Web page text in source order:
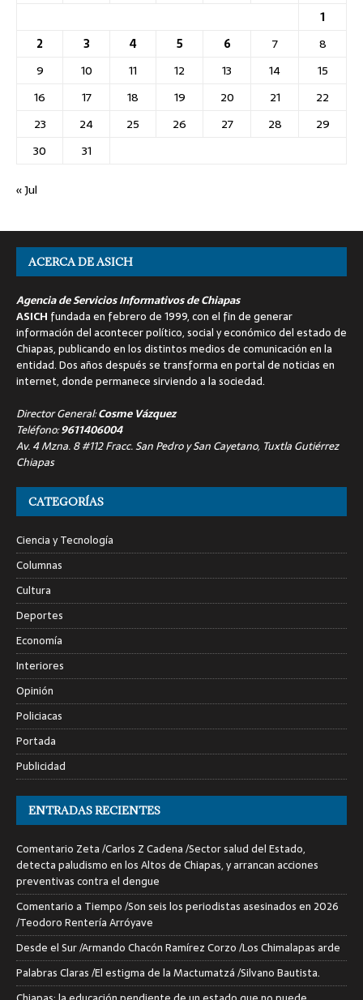
1
2
3 4 5 6 7
8
9
10 11 12 13 14
15
16
17 18 19 20 21
22
23
24 25 26 27 28
29
30
31
« Jul
ACERCA DE ASICH
Agencia de Servicios Informativos de Chiapas
ASICH fundada en febrero de 1999, con el fin de generar
información del acontecer político, social y económico del estado de
Chiapas, publicando en los distintos medios de comunicación en la
entidad. Dos años después se transforma en portal de noticias en
internet, donde permanece sirviendo a la sociedad.
Director General:Cosme Vázquez
Teléfono:9611406004
Av. 4 Mzna. 8 #112 Fracc. San Pedro y San Cayetano, Tuxtla Gutiérrez
Chiapas
CATEGORÍAS
Ciencia y Tecnología
Columnas
Cultura
Deportes
Economía
Interiores
Opinión
Policiacas
Portada
Publicidad
ENTRADAS RECIENTES
Comentario Zeta /Carlos Z Cadena /Sector salud del Estado,
detecta paludismo en los Altos de Chiapas, y arrancan acciones
preventivas contra el dengue
Comentario a Tiempo /Son seis los periodistas asesinados en 2026
/Teodoro Rentería Arróyave
Desde el Sur /Armando Chacón Ramírez Corzo /Los Chimalapas arde
Palabras Claras /El estigma de la Mactumatzá /Silvano Bautista.